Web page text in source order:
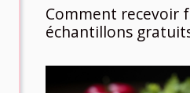
Comment recevoir
échantillons